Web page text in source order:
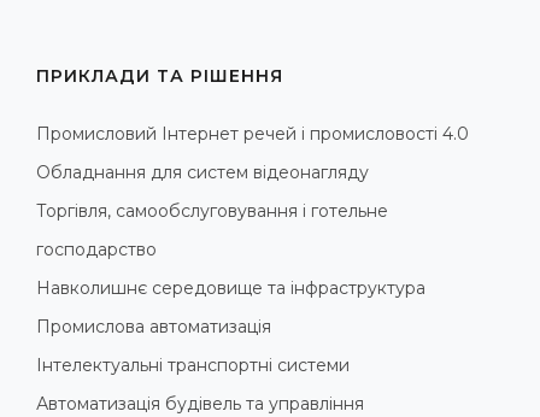
ПРИКЛАДИ ТА РІШЕННЯ
Промисловий Інтернет речей і промисловості 4.0
Обладнання для систем відеонагляду
Торгівля, самообслуговування і готельне
господарство
Навколишнє середовище та інфраструктура
Промислова автоматизація
Інтелектуальні транспортні системи
Автоматизація будівель та управління